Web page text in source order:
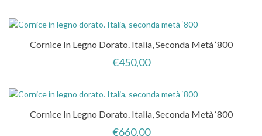
Cornice In Legno Dorato. Italia, Seconda Metà ‘800
€450,00
Cornice In Legno Dorato. Italia, Seconda Metà ‘800
€660,00